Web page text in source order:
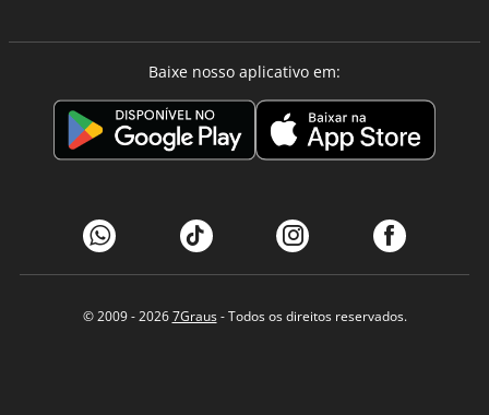
Baixe nosso aplicativo em:
© 2009 - 20267Graus- Todos os direitos reservados.